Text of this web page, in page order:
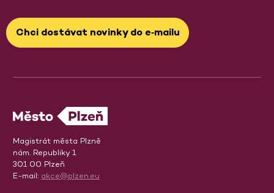
Chci dostávat novinky do e‑mailu
Magistrát města Plzně
nám. Republiky 1
301 00 Plzeň
E-mail: akce@plzen.eu